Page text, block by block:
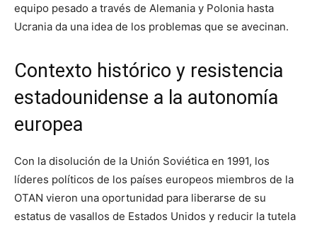
equipo pesado a través de Alemania y Polonia hasta
Ucrania da una idea de los problemas que se avecinan.
Contexto histórico y resistencia
estadounidense a la autonomía
europea
Con la disolución de la Unión Soviética en 1991, los
líderes políticos de los países europeos miembros de la
OTAN vieron una oportunidad para liberarse de su
estatus de vasallos de Estados Unidos y reducir la tutela